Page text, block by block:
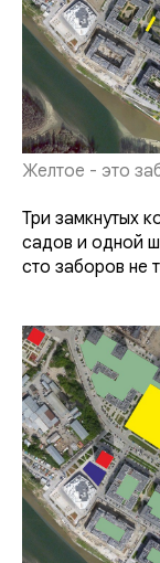
Желтое - это
Три замкнутых
садов и одной
сто заборов не